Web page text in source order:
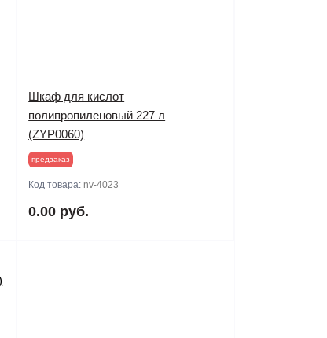
Шкаф для кислот
полипропиленовый 227 л
(ZYP0060)
предзаказ
Код товара:nv-4023
0.00 руб.